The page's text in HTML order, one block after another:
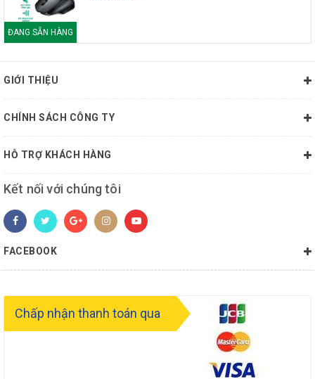
ĐANG SẴN HÀNG
GIỚI THIỆU
CHÍNH SÁCH CÔNG TY
HỖ TRỢ KHÁCH HÀNG
Kết nối với chúng tôi
FACEBOOK
Chấp nhận thanh toán qua